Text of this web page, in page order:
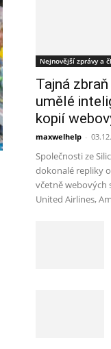
Nejnovější zprávy a
Tajná
umělé
kopií
maxwelhelp -
Společnosti ze
dokonalé repliky
včetně webových
United Airlines,